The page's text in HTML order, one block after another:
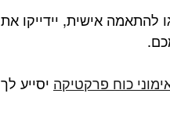
אישית, יידייקו את
כוח פרקטיקה יסייע לך